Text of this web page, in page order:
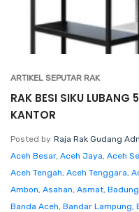
ARTIKEL SEPUTAR RAK
RAK BESI SIKU LUBANG
KANTOR
Posted by Raja Rak Gudang
Aceh Besar, Aceh Jaya, Aceh
Aceh Tengah, Aceh Tenggara,
Ambon, Asahan, Asmat, Badung
Banda Aceh, Bandar Lampung,